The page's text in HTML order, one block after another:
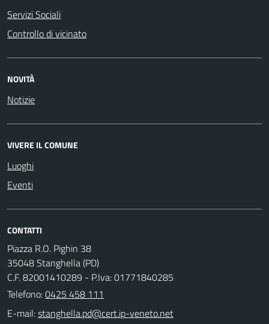
Servizi Sociali
Controllo di vicinato
NOVITÀ
Notizie
VIVERE IL COMUNE
Luoghi
Eventi
CONTATTI
Piazza R.O. Pighin 38
35048 Stanghella (PD)
C.F. 82001410289 - P.Iva: 01771840285
Telefono:0425 458 111
E-mail: